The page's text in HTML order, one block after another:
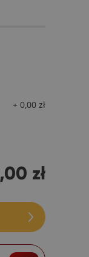
+ 0,00 zł
zł